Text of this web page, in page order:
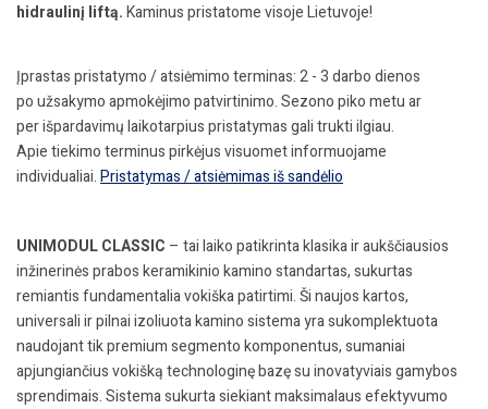
hidraulinį liftą.Kaminus pristatome visoje Lietuvoje!
Įprastas pristatymo / atsiėmimo terminas: 2 - 3 darbo dienos
po užsakymo apmokėjimo patvirtinimo. Sezono piko metu ar
per išpardavimų laikotarpius pristatymas gali trukti ilgiau.
Apie tiekimo terminus pirkėjus visuomet informuojame
individualiai.Pristatymas / atsiėmimas iš sandėlio
UNIMODUL CLASSIC – tai laiko patikrinta klasika ir aukščiausios
inžinerinės prabos keramikinio kamino standartas, sukurtas
remiantis fundamentalia vokiška patirtimi. Ši naujos kartos,
universali ir pilnai izoliuota kamino sistema yra sukomplektuota
naudojant tikpremiumsegmento komponentus, sumaniai
apjungiančius vokišką technologinę bazę su inovatyviais gamybos
sprendimais. Sistema sukurta siekiant maksimalaus efektyvumo